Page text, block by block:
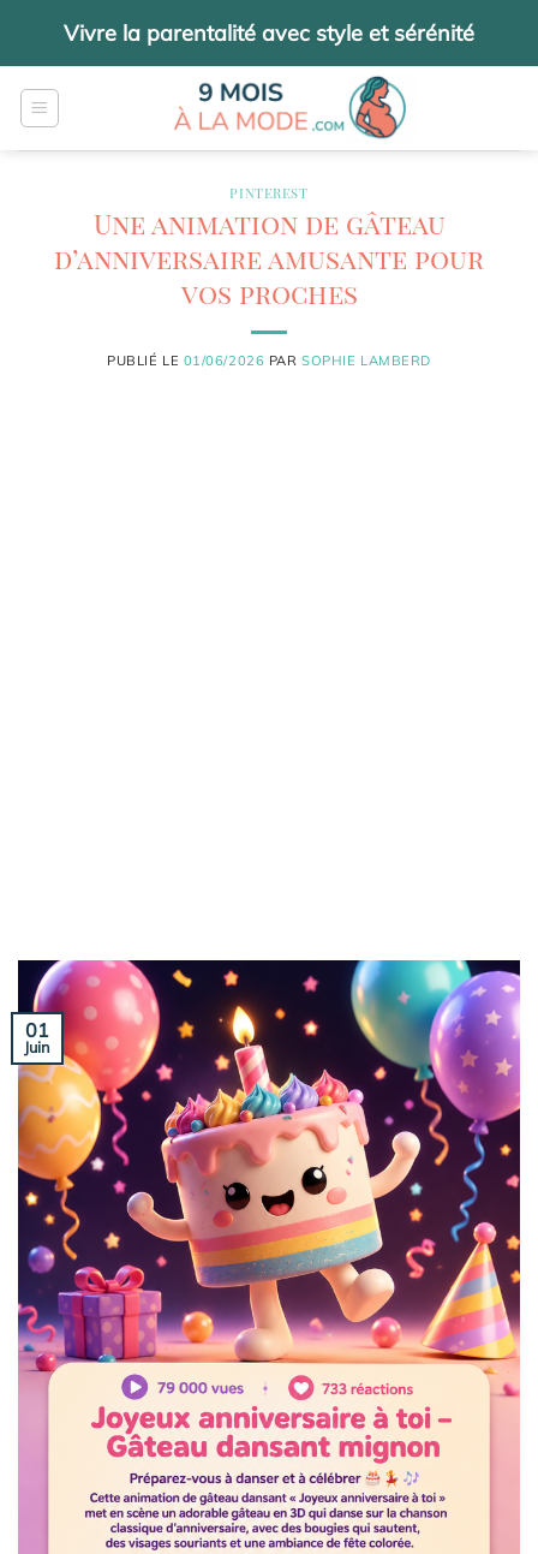
contenu
Vivre la parentalité avec style et sérénité
PINTEREST
Une animation de gâteau
d’anniversaire amusante pour
vos proches
PUBLIÉ LE 01/06/2026 PARSOPHIE LAMBERD
01
Juin